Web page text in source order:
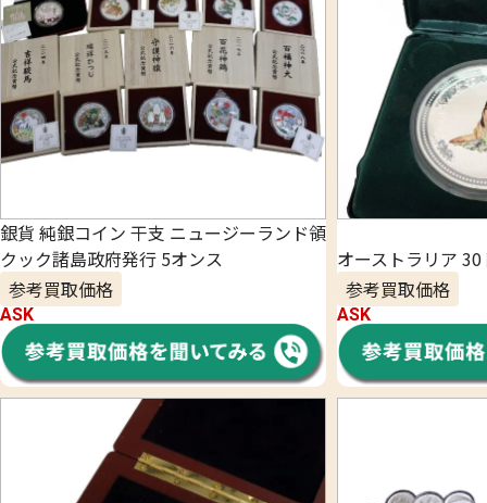
銀貨 純銀コイン 干支 ニュージーランド領
クック諸島政府発行 5オンス
参考買取価格
ASK
オーストラリア
参考買取価格
ASK